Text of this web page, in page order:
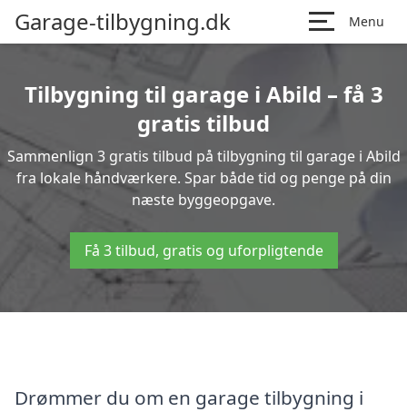
Garage-tilbygning.dk Menu
Tilbygning til garage i Abild – få 3
gratis tilbud
Sammenlign 3 gratis tilbud på tilbygning til garage i Abild
fra lokale håndværkere. Spar både tid og penge på din
næste byggeopgave.
Få 3 tilbud, gratis og uforpligtende
Drømmer du om en garage tilbygning i